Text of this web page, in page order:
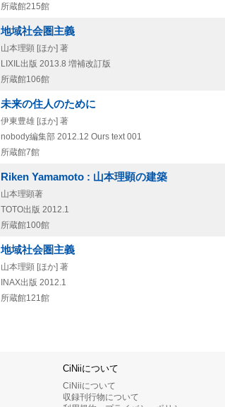
所蔵館215館
地域社会圏主義
山本理顕 [ほか] 著
LIXIL出版 2013.8 増補改訂版
所蔵館106館
未来の住人のために
伊東豊雄 [ほか] 著
nobody編集部 2012.12 Ours text 001
所蔵館7館
Riken Yamamoto : 山本理顕の建築
山本理顕著
TOTO出版 2012.1
所蔵館100館
地域社会圏主義
山本理顕 [ほか] 著
INAX出版 2012.1
所蔵館121館
CiNiiについて
CiNiiについて
収録刊行物について